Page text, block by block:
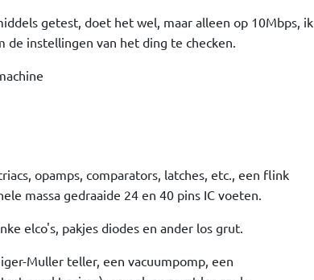
getest, doet het wel, maar alleen op 10Mbps, ik
de instellingen van het ding te checken.
opamps, comparators, latches, etc., een flink
massa gedraaide 24 en 40 pins IC voeten.
elco's, pakjes diodes en ander los grut.
Muller teller, een vacuumpomp, een